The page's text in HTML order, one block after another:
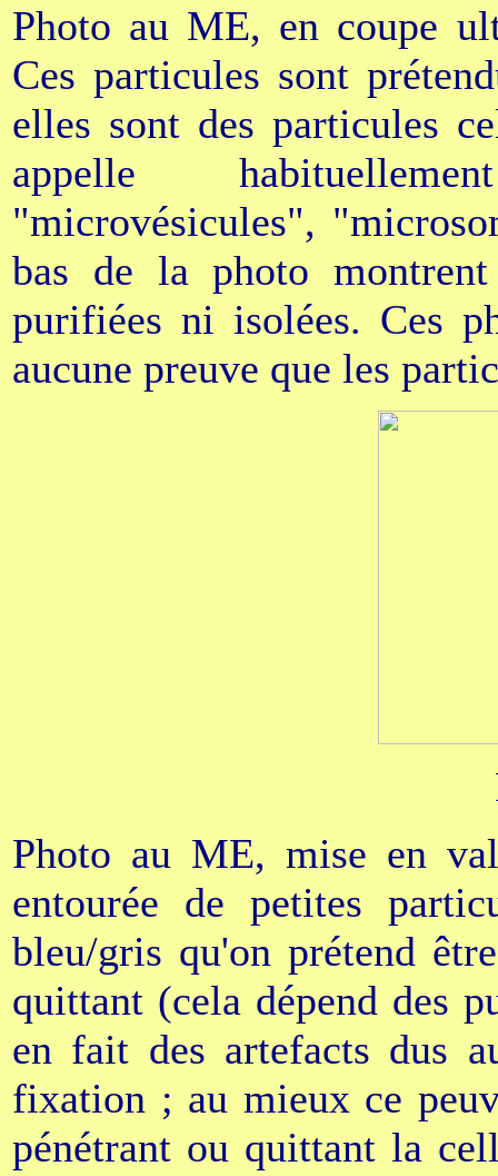
Photo au ME, en coupe
Ces particules sont
elles sont des particules
appelle
"microvésicules",
bas de la photo
purifiées ni isolées. Ces
aucune preuve que les
Photo au ME, mise en
entourée de petites
bleu/gris qu'on prétend
quittant (cela dépend des
en fait des artefacts dus
fixation ; au mieux ce
pénétrant ou quittant la